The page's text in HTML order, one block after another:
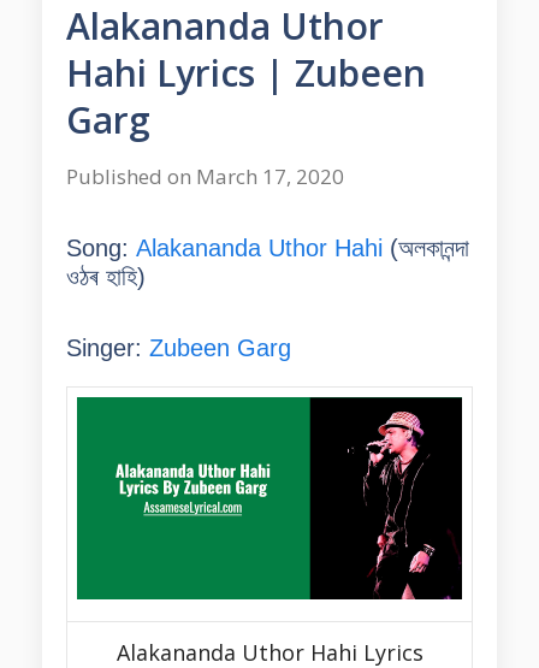
Alakananda Uthor
Hahi Lyrics | Zubeen
Garg
Published on March 17, 2020
Song: Alakananda Uthor Hahi (অলকানন্দা
ওঠৰ হাহি)
Singer: Zubeen Garg
Alakananda Uthor Hahi Lyrics